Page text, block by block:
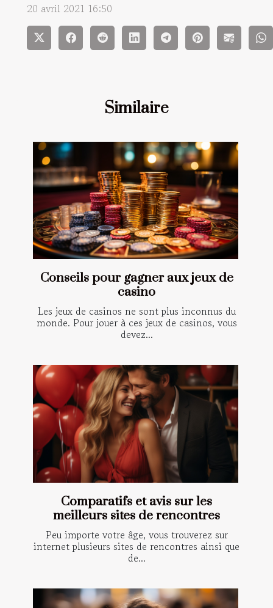
Similaire
Conseils pour gagner aux jeux de
casino
Les jeux de casinos ne sont plus inconnus du
monde. Pour jouer à ces jeux de casinos, vous
devez...
Comparatifs et avis sur les
meilleurs sites de rencontres
Peu importe votre âge, vous trouverez sur
internet plusieurs sites de rencontres ainsi que
de...
20 avril 2021 16:50